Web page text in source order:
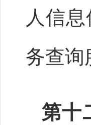
人信
务查询
第